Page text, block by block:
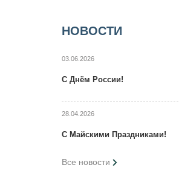
НОВОСТИ
03.06.2026
C Днём России!
28.04.2026
C Maйcкими Праздниками!
Все новости